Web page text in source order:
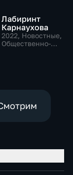
Лабиринт
Карнаухова
2022, Новостные,
Общественно-